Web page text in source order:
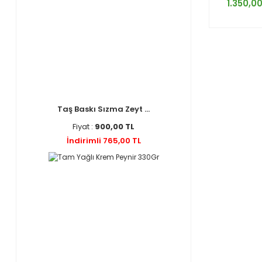
Taş Baskı Sızma Zeyt ...
Fiyat : 900,00 TL
İndirimli 765,00 TL